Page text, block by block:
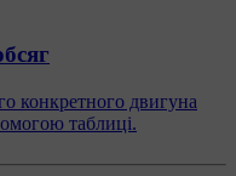
конкретного двигуна
таблиці.